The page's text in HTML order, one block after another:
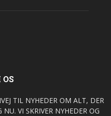
OS
TIL NYHEDER OM ALT, DER
VI SKRIVER NYHEDER OG